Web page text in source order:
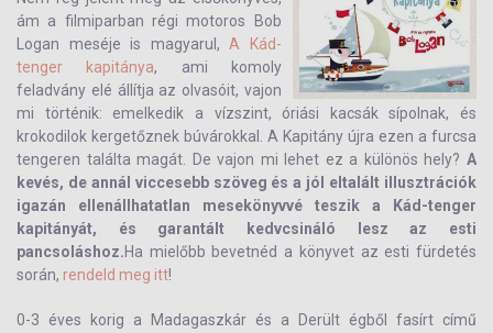
ám a filmiparban régi motoros Bob
Logan meséje is magyarul,A Kád-
tenger kapitánya, ami komoly
feladvány elé állítja az olvasóit, vajon
mi történik: emelkedik a vízszint, óriási kacsák sípolnak, és
krokodilok kergetőznek búvárokkal. A Kapitány újra ezen a furcsa
tengeren találta magát. De vajon mi lehet ez a különös hely? A
kevés, de annál viccesebb szöveg és a jól eltalált illusztrációk
igazán ellenállhatatlan mesekönyvvé teszik a Kád-tenger
kapitányát, és garantált kedvcsináló lesz az esti
pancsoláshoz.Ha mielőbb bevetnéd a könyvet az esti fürdetés
során, rendeld meg itt!
0-3 éves korig a Madagaszkár és a Derült égből fasírt című